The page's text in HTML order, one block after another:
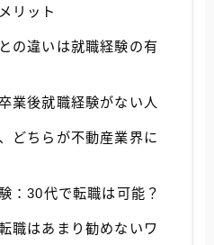
リット
の違いは就職経験の有
業後就職経験がない人
どちらが不動産業界に
：30代で転職は可能？
職はあまり勧めないワ